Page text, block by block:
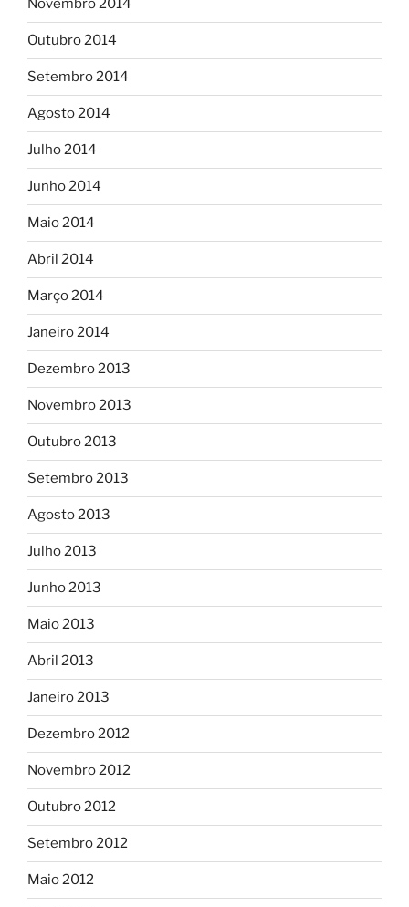
Novembro 2014
Outubro 2014
Setembro 2014
Agosto 2014
Julho 2014
Junho 2014
Maio 2014
Abril 2014
Março 2014
Janeiro 2014
Dezembro 2013
Novembro 2013
Outubro 2013
Setembro 2013
Agosto 2013
Julho 2013
Junho 2013
Maio 2013
Abril 2013
Janeiro 2013
Dezembro 2012
Novembro 2012
Outubro 2012
Setembro 2012
Maio 2012